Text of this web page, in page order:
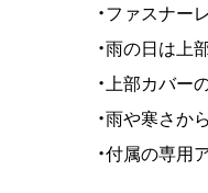
・ファスナー
・雨の日は
・上部カバー
・雨や寒さ
・付属の専